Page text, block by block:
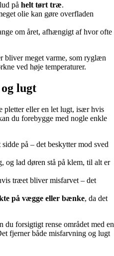
på helt tørt træ.
olie kan gøre overfladen
om året, afhængigt af hvor ofte
bliver meget varme, som ryglæn
ved høje temperaturer.
lugt
pletter eller en let lugt, især hvis
du forebygge med nogle enkle
sidde på – det beskytter mod sved
og lad døren stå på klem, til alt er
træet bliver misfarvet – det
på vægge eller bænke, da det
du forsigtigt rense området med en
fjerner både misfarvning og lugt